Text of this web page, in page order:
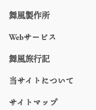
舞風製作所
Webサービス
舞風旅行記
当サイトについて
サイトマップ